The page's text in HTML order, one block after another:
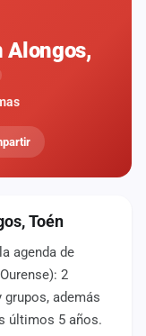
Alongos,
Toén
agenda de
2
además
últimos 5 años.